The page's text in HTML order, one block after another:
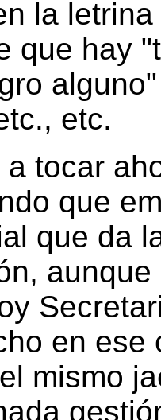
la
que hay
etc.
a tocar
que
que da
en ese
mismo